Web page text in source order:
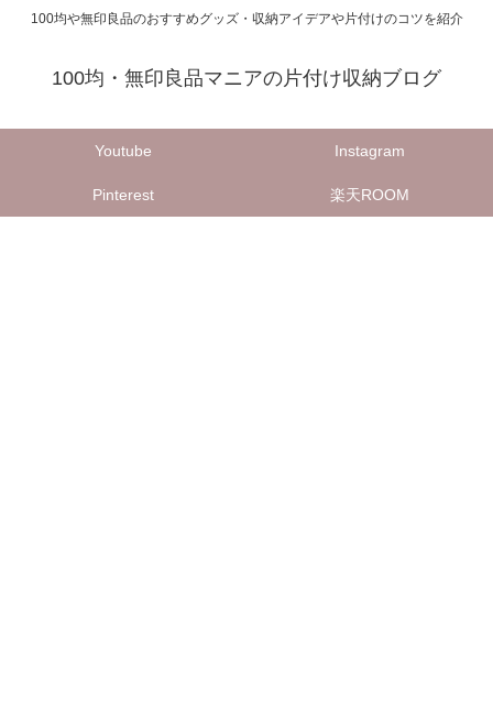
100均や無印良品のおすすめグッズ・収納アイデアや片付けのコツを紹介
100均・無印良品マニアの片付け収納ブログ
Youtube Instagram
Pinterest 楽天ROOM